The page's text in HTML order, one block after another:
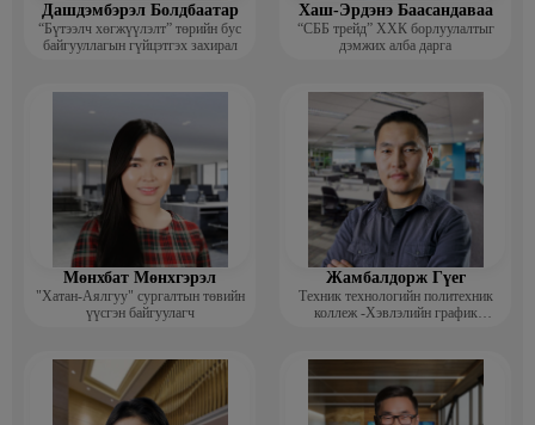
Дашдэмбэрэл Болдбаатар
“Бүтээлч хөгжүүлэлт” төрийн бус
байгууллагын гүйцэтгэх захирал
Хаш-Эрдэнэ Баасандаваа
“СББ трейд” ХХК борлуулалтыг
дэмжих алба дарга
Мөнхбат Мөнхгэрэл
"Хатан-Аялгуу" сургалтын төвийн
үүсгэн байгуулагч
Жамбалдорж Гүег
Техник технологийн политехник
коллеж -Хэвлэлийн график